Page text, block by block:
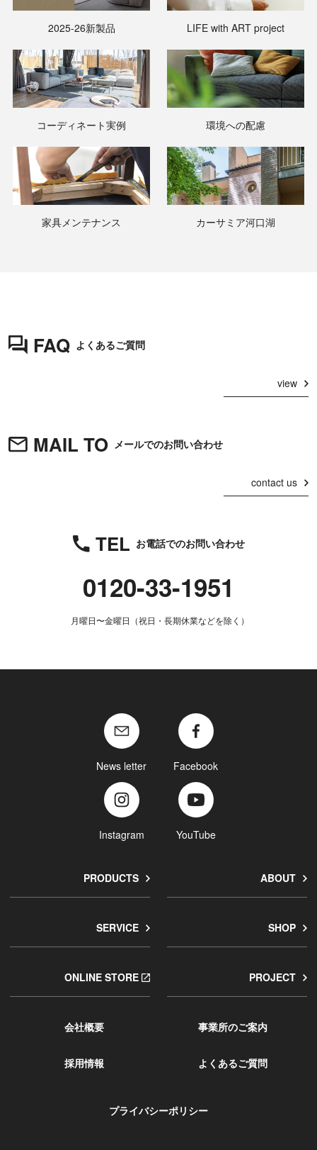
2025-26新製品 LIFE with ART project
コーディネート実例 環境への配慮
家具メンテナンス カーサミア河口湖
FAQ よくあるご質問
view
MAIL TO メールでのお問い合わせ
contact us
TEL お電話でのお問い合わせ
0120-33-1951
月曜日〜金曜日（祝日・長期休業などを除く）
News letter Facebook
Instagram YouTube
PRODUCTS ABOUT
SERVICE SHOP
ONLINE STORE PROJECT
会社概要 事業所のご案内
採用情報 よくあるご質問
プライバシーポリシー